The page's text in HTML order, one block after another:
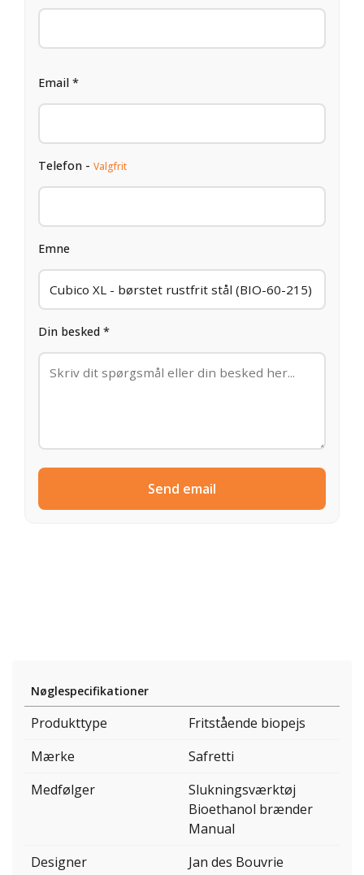
Email *
Telefon - Valgfrit
Emne
Din besked *
Send email
Nøglespecifikationer
Produkttype
Fritstående biopejs
Mærke
Safretti
Medfølger
Slukningsværktøj
Bioethanol brænder
Manual
Designer
Jan des Bouvrie